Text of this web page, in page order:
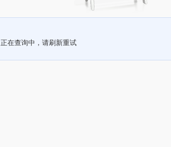
正在查询中，请刷新重试